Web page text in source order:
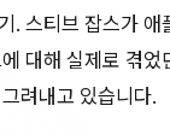
. 스티브 잡스가 애
대해 실제로 겪었
려내고 있습니다.